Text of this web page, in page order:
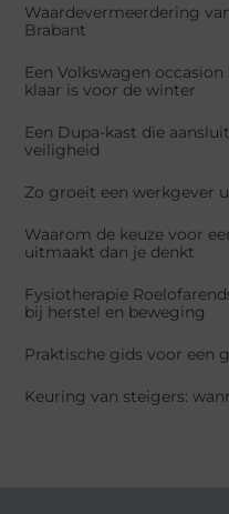
Waardevermeerdering
Brabant
Een Volkswagen
klaar is voor de winter
Een Dupa-kast die
veiligheid
Zo groeit een werkgever
Waarom de keuze voor
uitmaakt dan je denkt
Fysiotherapie
bij herstel en beweging
Praktische gids voor een
Keuring van steigers: